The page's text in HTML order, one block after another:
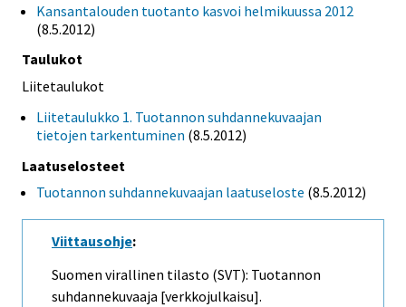
Kansantalouden tuotanto kasvoi helmikuussa 2012
(8.5.2012)
Taulukot
Liitetaulukot
Liitetaulukko 1. Tuotannon suhdannekuvaajan
tietojen tarkentuminen (8.5.2012)
Laatuselosteet
Tuotannon suhdannekuvaajan laatuseloste (8.5.2012)
Viittausohje:
Suomen virallinen tilasto (SVT): Tuotannon
suhdannekuvaaja [verkkojulkaisu].